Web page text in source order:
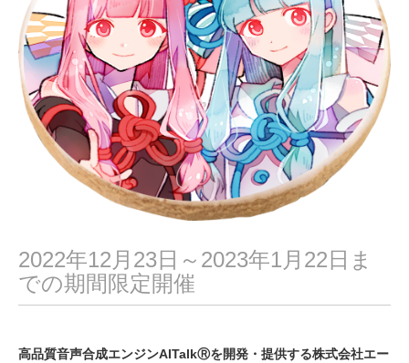
2
2022年12月23日～2023年1月22日ま
での期間限定開催
高品質音声合成エンジンAITalkⓇを開発・提供する株式会社エー